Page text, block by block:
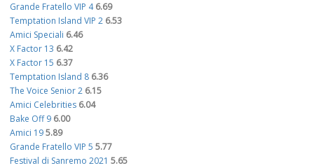
Grande Fratello VIP 4 6.69
Temptation Island VIP 2 6.53
Amici Speciali 6.46
X Factor 13 6.42
X Factor 15 6.37
Temptation Island 8 6.36
The Voice Senior 2 6.15
Amici Celebrities 6.04
Bake Off 9 6.00
Amici 195.89
Grande Fratello VIP 5 5.77
Festival di Sanremo 2021 5.65